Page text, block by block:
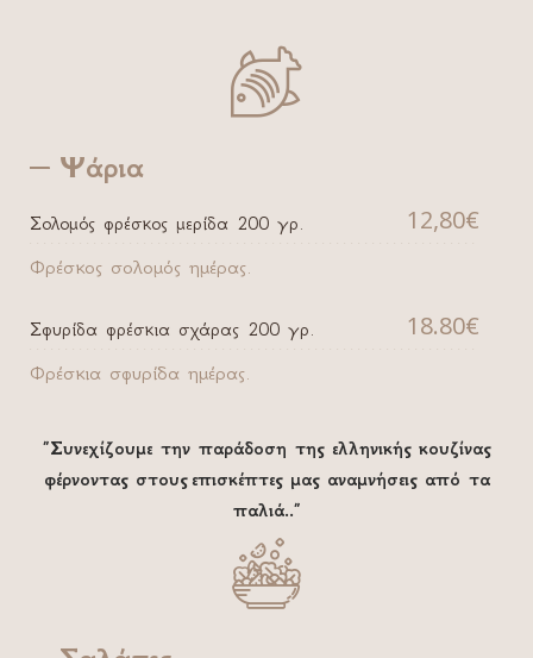

Ψάρια
Σολομός φρέσκος μερίδα 200 γρ. 12,80€
Φρέσκος σολομός ημέρας.
Σφυρίδα φρέσκια σχάρας 200 γρ. 18.80€
Φρέσκια σφυρίδα ημέρας.
”Συνεχίζουμε την παράδοση της ελληνικής κουζίνας
φέρνοντας στους επισκέπτες μας αναμνήσεις από τα
παλιά..”
